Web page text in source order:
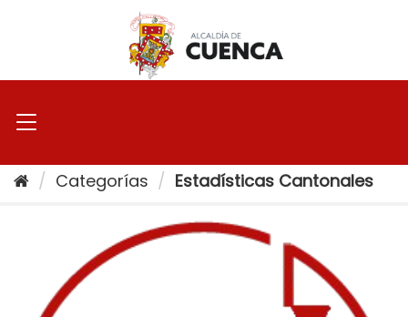
Categorías Estadísticas Cantonales